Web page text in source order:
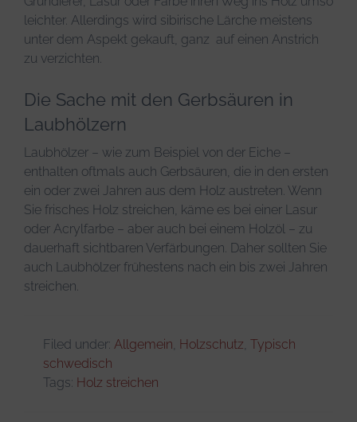
leichter. Allerdings wird sibirische Lärche meistens
unter dem Aspekt gekauft, ganz auf einen Anstrich
zu verzichten.
Die Sache mit den Gerbsäuren in
Laubhölzern
Laubhölzer – wie zum Beispiel von der Eiche –
enthalten oftmals auch Gerbsäuren, die in den ersten
ein oder zwei Jahren aus dem Holz austreten. Wenn
Sie frisches Holz streichen, käme es bei einer Lasur
oder Acrylfarbe – aber auch bei einem Holzöl – zu
dauerhaft sichtbaren Verfärbungen. Daher sollten Sie
auch Laubhölzer frühestens nach ein bis zwei Jahren
streichen.
Filed under: Allgemein, Holzschutz, Typisch
schwedisch
Tags: Holz streichen